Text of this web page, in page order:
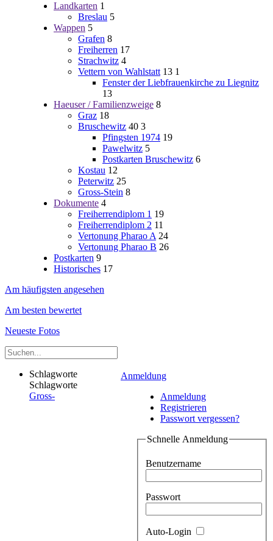
Landkarten 1
Breslau 5
Wappen 5
Grafen 8
Freiherren 17
Strachwitz 4
Vettern von Wahlstatt 13 1
Fenster der Liebfrauenkirche zu Liegnitz
13
Haeuser / Familienzweige 8
Graz 18
Bruschewitz 40 3
Pfingsten 1974 19
Pawelwitz 5
Postkarten Bruschewitz 6
Kostau 12
Peterwitz 25
Gross-Stein 8
Dokumente 4
Freiherrendiplom 1 19
Freiherrendiplom 2 11
Vertonung Pharao A 24
Vertonung Pharao B 26
Postkarten 9
Historisches 17
Am häufigsten angesehen
Am besten bewertet
Neueste Fotos
Anmeldung
Anmeldung
Registrieren
Passwort vergessen?
Schnelle Anmeldung
Benutzername
Passwort
Auto-Login
Schlagworte
Schlagworte
Gross-